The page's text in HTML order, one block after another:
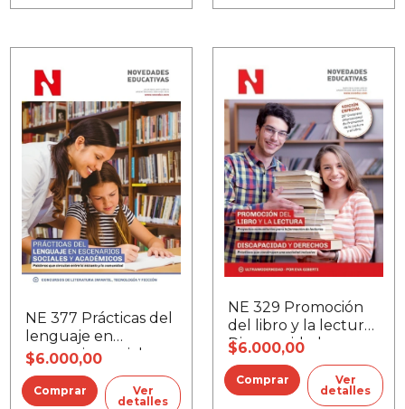
NE 377 Prácticas del
lenguaje en
escenarios sociales y
académicos
$6.000,00
Ver
detalles
NE 329 Promoción
del libro y la lectura /
Discapacidad y
derechos
$6.000,00
Ver
detalles